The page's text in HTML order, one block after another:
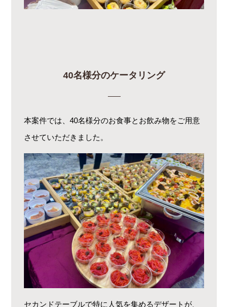
40名様分のケータリング
本案件では、40名様分のお食事とお飲み物をご用意
させていただきました。
セカンドテーブルで特に人気を集めるデザートが、